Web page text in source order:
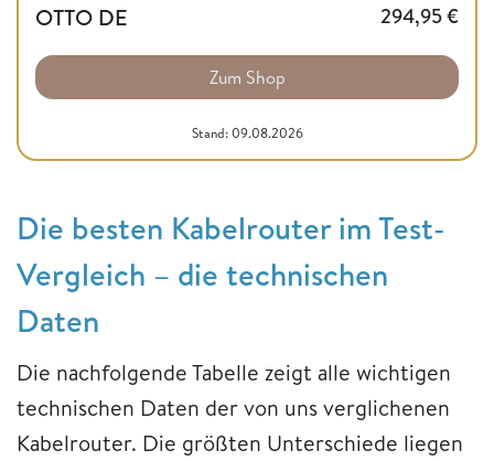
OTTO DE 294,95€
Zum Shop
Stand: 09.08.2026
Die besten Kabelrouter im Test-
Vergleich – die technischen
Daten
Die nachfolgende Tabelle zeigt alle wichtigen
technischen Daten der von uns verglichenen
Kabelrouter. Die größten Unterschiede liegen